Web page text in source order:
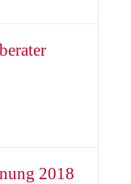
2018